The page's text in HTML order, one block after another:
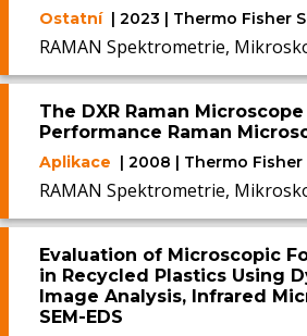
Ostatní | 2023 | Thermo Fisher
RAMAN Spektrometrie,
The DXR Raman
Performance Raman
Aplikace | 2008 | Thermo
RAMAN Spektrometrie,
Evaluation of Microscopic
in Recycled Plastics Using
Image Analysis, Infrared
SEM-EDS